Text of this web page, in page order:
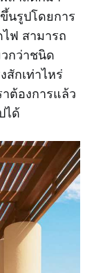
นรูปโดยการ
ฟ สามารถ
กว่าชนิด
สักเท่าไหร่
ต้องการแล้ว
ได้